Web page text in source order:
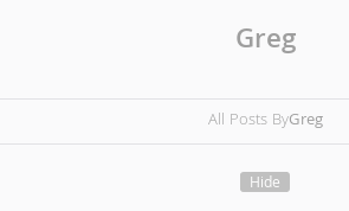
Greg
All Posts ByGreg
Hide